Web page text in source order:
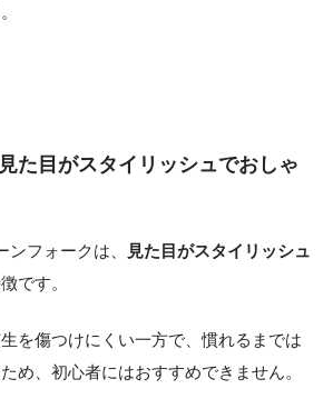
た目がスタイリッシュでおしゃ
フォークは、
見た目がスタイリッシュ
です。
を傷つけにくい一方で、慣れるまでは
め、初心者にはおすすめできません。